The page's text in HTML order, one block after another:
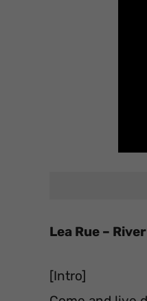
Lea Rue –
[Intro]